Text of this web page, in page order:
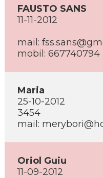
FAUSTO SANS
11-11-2012
mail:
mobil: 667740794
Maria
25-10-2012
3454
mail:
Oriol Guiu
11-09-2012